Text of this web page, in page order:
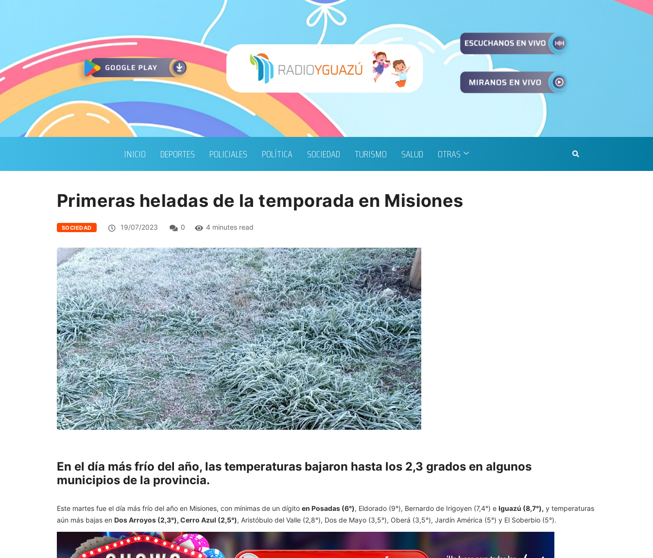
INICIO DEPORTES POLICIALES POLÍTICA SOCIEDAD TURISMO SALUD OTRAS
Primeras heladas de la temporada en Misiones
SOCIEDAD 19/07/2023 0 4 minutes read
En el día más frío del año, las temperaturas bajaron hasta los 2,3 grados en algunos
municipios de la provincia.
Este martes fue el día más frío del año en Misiones, con mínimas de un dígito en Posadas (6°), Eldorado (9°), Bernardo de Irigoyen (7,4°) e Iguazú (8,7°), y temperaturas
aún más bajas en Dos Arroyos (2,3°), Cerro Azul (2,5°), Aristóbulo del Valle (2,8°), Dos de Mayo (3,5°), Oberá (3,5°), Jardín América (5°) y El Soberbio (5°).